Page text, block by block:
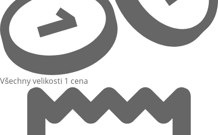
Všechny velikosti 1 cena